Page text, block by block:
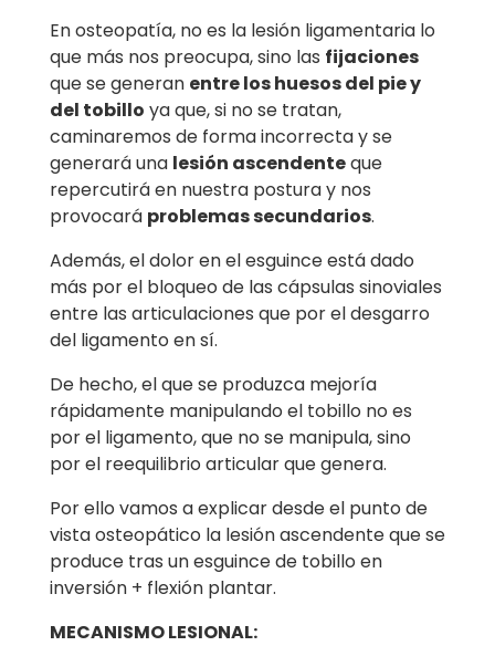
En osteopatía, no es la lesión ligamentaria lo
que más nos preocupa, sino las fijaciones
que se generan entre los huesos del pie y
del tobillo ya que, si no se tratan,
caminaremos de forma incorrecta y se
generará una lesión ascendenteque
repercutirá en nuestra postura y nos
provocará problemas secundarios.
Además, el dolor en el esguince está dado
más por el bloqueo de las cápsulas sinoviales
entre las articulaciones que por el desgarro
del ligamento en sí.
De hecho, el que se produzca mejoría
rápidamente manipulando el tobillo no es
por el ligamento, que no se manipula, sino
por el reequilibrio articular que genera.
Por ello vamos a explicar desde el punto de
vista osteopático la lesión ascendente que se
produce tras un esguince de tobillo en
inversión + flexión plantar.
MECANISMO LESIONAL: